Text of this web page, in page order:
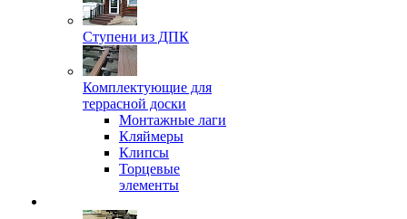
Ступени из ДПК
Комплектующие для
террасной доски
Монтажные лаги
Кляймеры
Клипсы
Торцевые
элементы